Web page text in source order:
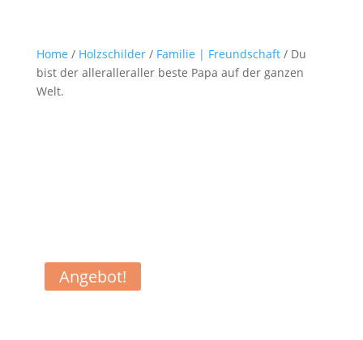
Home / Holzschilder/ Familie | Freundschaft/ Du
bist der alleralleraller beste Papa auf der ganzen
Welt.
Angebot!